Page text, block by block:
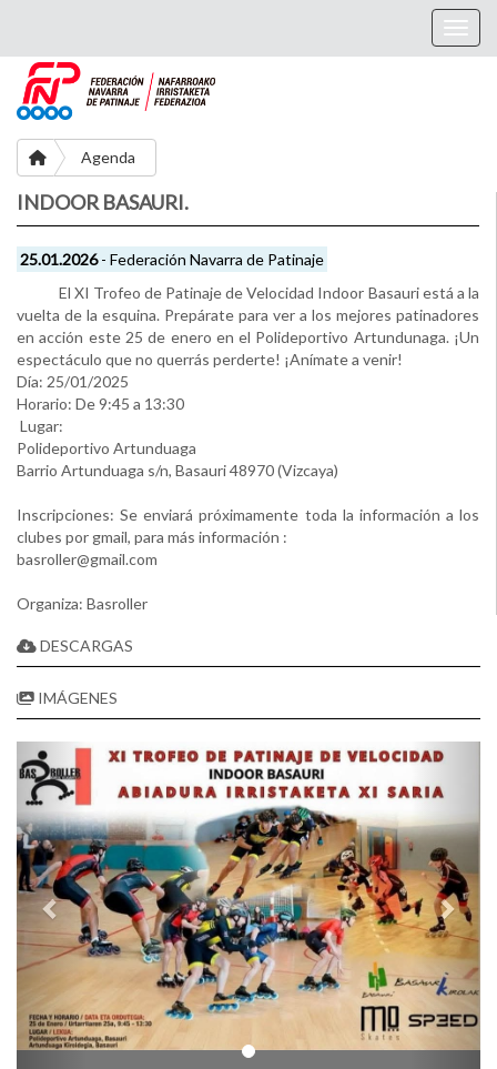
Agenda
INDOOR BASAURI.
25.01.2026- Federación Navarra de Patinaje
El XI Trofeo de Patinaje de Velocidad Indoor Basauri está a la
vuelta de la esquina. Prepárate para ver a los mejores patinadores
en acción este 25 de enero en el Polideportivo Artundunaga. ¡Un
espectáculo que no querrás perderte! ¡Anímate a venir!
Día: 25/01/2025
Horario: De 9:45 a 13:30
Lugar:
Polideportivo Artunduaga
Barrio Artunduaga s/n, Basauri 48970 (Vizcaya)
Inscripciones: Se enviará próximamente toda la información a los
clubes por gmail, para más información :
basroller@gmail.com
Organiza: Basroller
DESCARGAS
IMÁGENES